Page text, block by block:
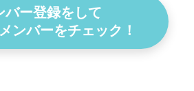
バー登録をして
ンバーをチェック！